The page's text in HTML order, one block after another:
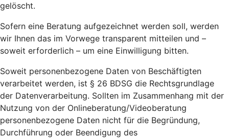
gelöscht.
Sofern eine Beratung aufgezeichnet werden soll, werden
wir Ihnen das im Vorwege transparent mitteilen und –
soweit erforderlich – um eine Einwilligung bitten.
Soweit personenbezogene Daten von Beschäftigten
verarbeitet werden, ist § 26 BDSG die Rechtsgrundlage
der Datenverarbeitung. Sollten im Zusammenhang mit der
Nutzung von der Onlineberatung/Videoberatung
personenbezogene Daten nicht für die Begründung,
Durchführung oder Beendigung des